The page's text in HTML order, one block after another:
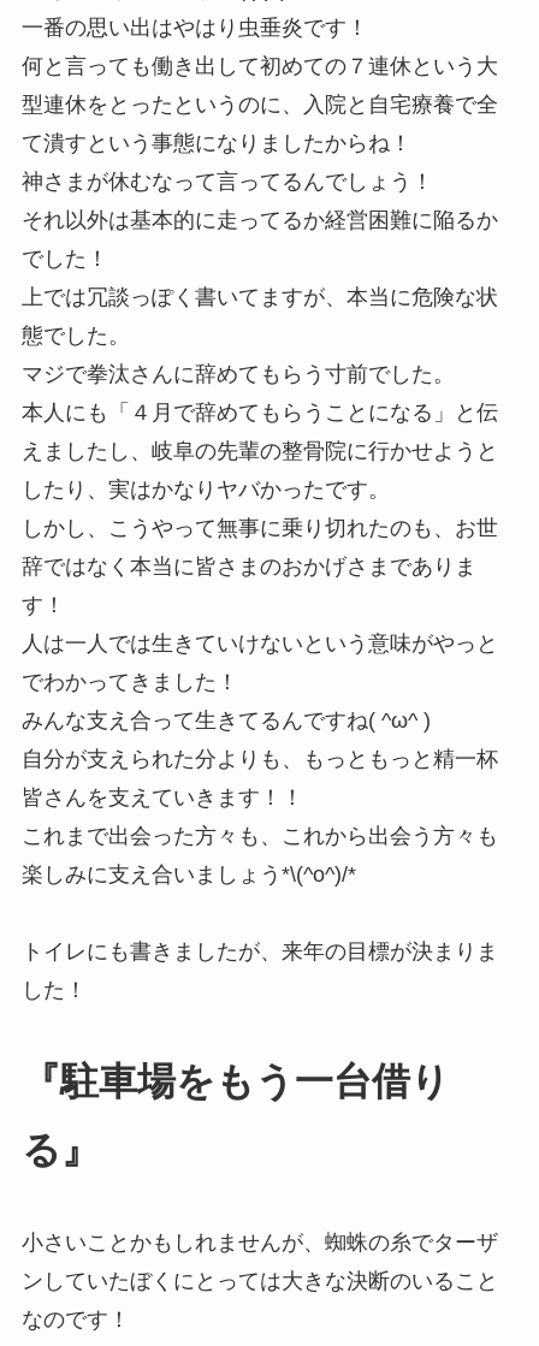
一番の思い出はやはり虫垂炎です！
何と言っても働き出して初めての７連休という大
型連休をとったというのに、入院と自宅療養で全
て潰すという事態になりましたからね！
神さまが休むなって言ってるんでしょう！
それ以外は基本的に走ってるか経営困難に陥るか
でした！
上では冗談っぽく書いてますが、本当に危険な状
態でした。
マジで拳汰さんに辞めてもらう寸前でした。
本人にも「４月で辞めてもらうことになる」と伝
えましたし、岐阜の先輩の整骨院に行かせようと
したり、実はかなりヤバかったです。
しかし、こうやって無事に乗り切れたのも、お世
辞ではなく本当に皆さまのおかげさまでありま
す！
人は一人では生きていけないという意味がやっと
でわかってきました！
みんな支え合って生きてるんですね( ^ω^ )
自分が支えられた分よりも、もっともっと精一杯
皆さんを支えていきます！！
これまで出会った方々も、これから出会う方々も
楽しみに支え合いましょう*\(^o^)/*
トイレにも書きましたが、来年の目標が決まりま
した！
『駐車場をもう一台借り
る』
小さいことかもしれませんが、蜘蛛の糸でターザ
ンしていたぼくにとっては大きな決断のいること
なのです！